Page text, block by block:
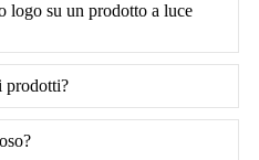
logo su un prodotto a luce
prodotti?